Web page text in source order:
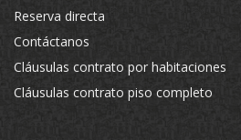
Reserva directa
Contáctanos
Cláusulas contrato por habitaciones
Cláusulas contrato piso completo